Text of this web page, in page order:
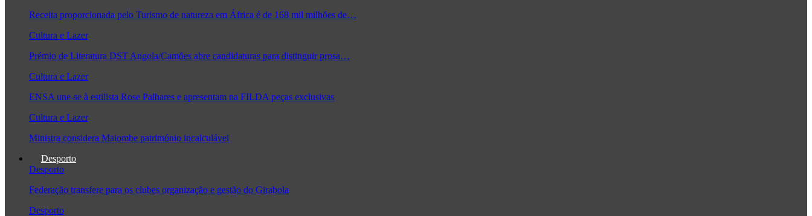
Receita proporcionada pelo Turismo de natureza em África é de 168 mil milhões de…
Cultura e Lazer
Prémio de Literatura DST Angola/Camões abre candidaturas para distinguir prosa…
Cultura e Lazer
ENSA une-se à estilista Rose Palhares e apresentam na FILDA peças exclusivas
Cultura e Lazer
Ministra considera Maiombe património incalculável
Desporto
Desporto
Federação transfere para os clubes organização e gestão do Girabola
Desporto